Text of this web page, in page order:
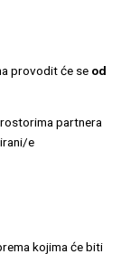
provodit će se od
partnera
e
kojima će biti